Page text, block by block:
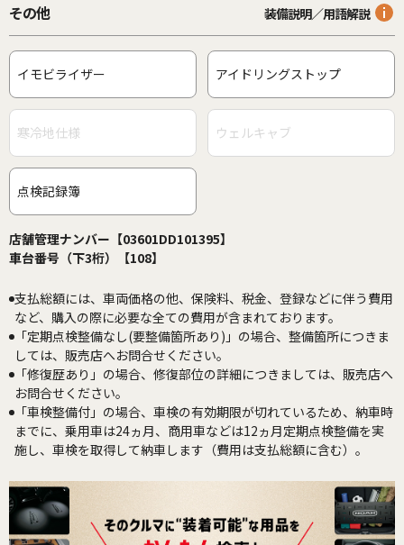
その他 装備説明／用語解説
イモビライザー アイドリングストップ
寒冷地仕様 ウェルキャブ
点検記録簿
店舗管理ナンバー【03601DD101395】
車台番号（下3桁）【108】
支払総額には、車両価格の他、保険料、税金、登録などに伴う費用
など、購入の際に必要な全ての費用が含まれております。
「定期点検整備なし(要整備箇所あり)」の場合、整備箇所につきま
しては、販売店へお問合せください。
「修復歴あり」の場合、修復部位の詳細につきましては、販売店へ
お問合せください。
「車検整備付」の場合、車検の有効期限が切れているため、納車時
までに、乗用車は24ヵ月、商用車などは12ヵ月定期点検整備を実
施し、車検を取得して納車します（費用は支払総額に含む）。